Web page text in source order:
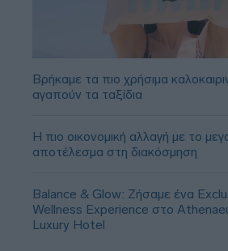
Βρήκαμε τα πιο χρήσιμα
αγαπούν τα ταξίδια
Η πιο οικονομική αλλαγή με το
αποτέλεσμα στη διακόσμηση
Balance & Glow: Ζήσαμε ένα
Wellness Experience στο
Luxury Hotel